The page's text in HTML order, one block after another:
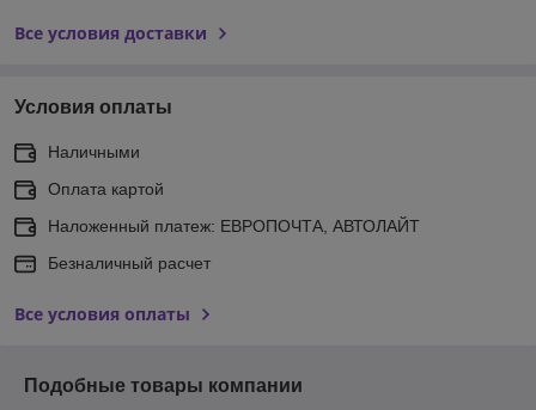
Все условия доставки
Условия оплаты
Наличными
Оплата картой
Наложенный платеж: ЕВРОПОЧТА, АВТОЛАЙТ
Безналичный расчет
Все условия оплаты
Подобные товары компании